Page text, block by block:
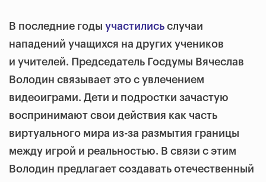
В последние годы участились случаи
нападений учащихся на других учеников
и учителей. Председатель Госдумы Вячеслав
Володин связывает это с увлечением
видеоиграми. Дети и подростки зачастую
воспринимают свои действия как часть
виртуального мира из-за размытия границы
между игрой и реальностью. В связи с этим
Володин предлагает создавать отечественный